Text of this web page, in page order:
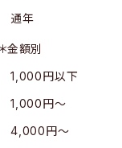
通年
金額別
1,000円以下
1,000円〜
4,000円〜